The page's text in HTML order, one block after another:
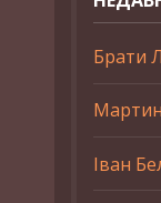
Брати
Іван